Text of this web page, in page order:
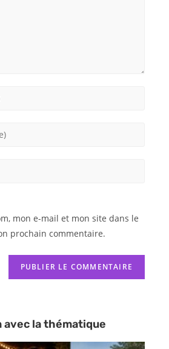
mon e-mail et mon site dans le
prochain commentaire.
la thématique